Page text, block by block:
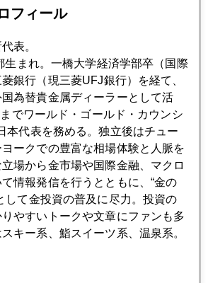
するのか
ル割れ
ル割れ目前
酬は金？
フィール
表。
生まれ。一橋大学経済学部卒（国際
銀行（現三菱UFJ銀行）を経て、
為替貴金属ディーラーとして活
でワールド・ゴールド・カウンシ
本代表を務める。独立後はチュー
ークでの豊富な相場体験と人脈を
場から金市場や国際金融、マクロ
情報発信を行うとともに、“金の
して金投資の普及に尽力。投資の
やすいトークや文章にファンも多
キー系、鮨スイーツ系、温泉系。